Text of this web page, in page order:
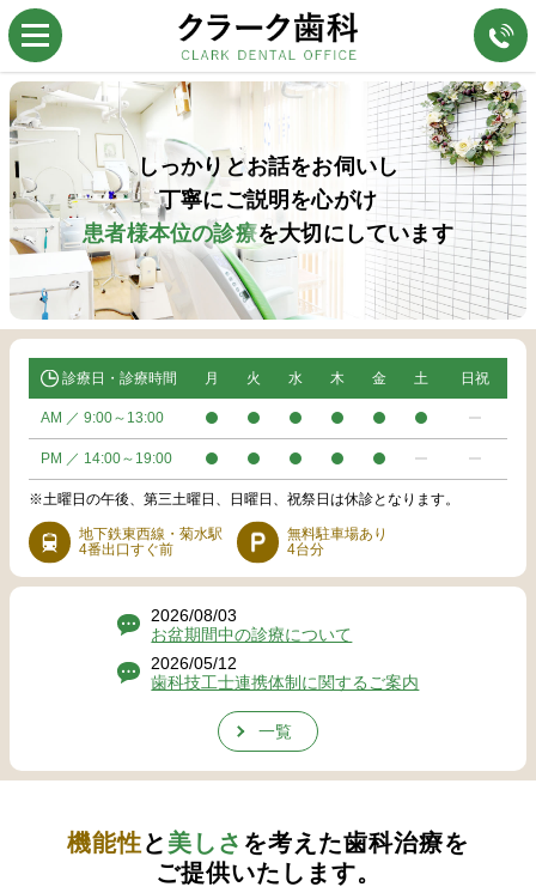
しっかりとお話をお伺いし
丁寧にご説明を心がけ
患者様本位の診療を大切にしています
診療日・診療時間 月 火 水 木 金 土 日祝
AM ／ 9:00～13:00
PM ／ 14:00～19:00
※土曜日の午後、第三土曜日、日曜日、祝祭日は休診となります。
地下鉄東西線・菊水駅
4番出口すぐ前
無料駐車場あり
4台分
2026/08/03
お盆期間中の診療について
2026/05/12
歯科技工士連携体制に関するご案内
一覧
機能性と 美しさ を考えた歯科治療を
ご提供いたします。